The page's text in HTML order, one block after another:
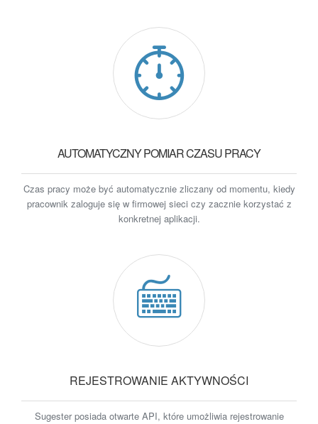
AUTOMATYCZNY POMIAR CZASU PRACY
Czas pracy może być automatycznie zliczany od momentu, kiedy
pracownik zaloguje się w firmowej sieci czy zacznie korzystać z
konkretnej aplikacji.
REJESTROWANIE AKTYWNOŚCI
Sugester posiada otwarte API, które umożliwia rejestrowanie